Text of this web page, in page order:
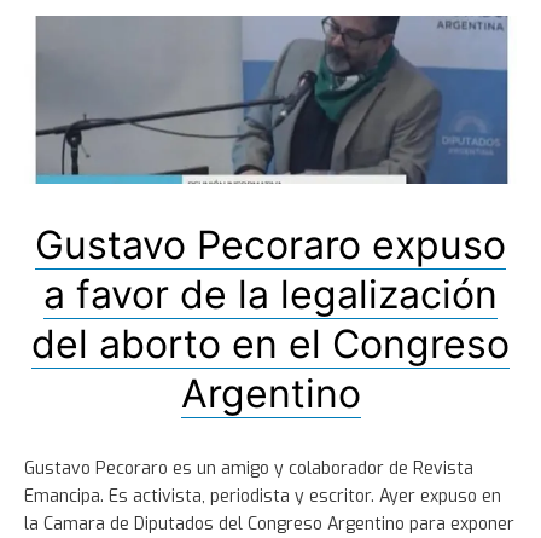
Gustavo Pecoraro expuso
a favor de la legalización
del aborto en el Congreso
Argentino
Gustavo Pecoraro es un amigo y colaborador de Revista
Emancipa. Es activista, periodista y escritor. Ayer expuso en
la Camara de Diputados del Congreso Argentino para exponer